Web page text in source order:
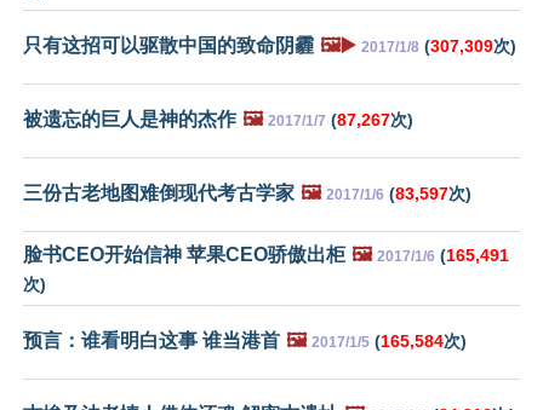
只有这招可以驱散中国的致命阴霾 🖼️▶️ 2017/1/8 (307,309次)
被遗忘的巨人是神的杰作 🖼️ 2017/1/7 (87,267次)
三份古老地图难倒现代考古学家 🖼️ 2017/1/6 (83,597次)
脸书CEO开始信神 苹果CEO骄傲出柜 🖼️ 2017/1/6 (165,491
次)
预言：谁看明白这事 谁当港首 🖼️ 2017/1/5 (165,584次)